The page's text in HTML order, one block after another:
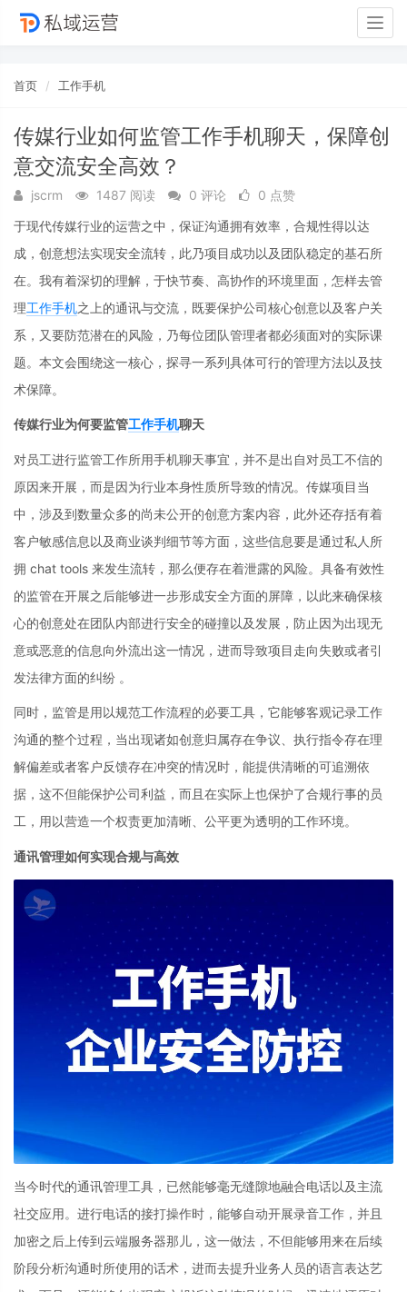
首页 工作手机
传媒行业如何监管工作手机聊天，保障创
意交流安全高效？
jscrm 1487 阅读 0 评论
0 点赞
于现代传媒行业的运营之中，保证沟通拥有效率，合规性得以达
成，创意想法实现安全流转，此乃项目成功以及团队稳定的基石所
在。我有着深切的理解，于快节奏、高协作的环境里面，怎样去管
理工作手机之上的通讯与交流，既要保护公司核心创意以及客户关
系，又要防范潜在的风险，乃每位团队管理者都必须面对的实际课
题。本文会围绕这一核心，探寻一系列具体可行的管理方法以及技
术保障。
传媒行业为何要监管工作手机聊天
对员工进行监管工作所用手机聊天事宜，并不是出自对员工不信的
原因来开展，而是因为行业本身性质所导致的情况。传媒项目当
中，涉及到数量众多的尚未公开的创意方案内容，此外还存括有着
客户敏感信息以及商业谈判细节等方面，这些信息要是通过私人所
拥 chat tools 来发生流转，那么便存在着泄露的风险。具备有效性
的监管在开展之后能够进一步形成安全方面的屏障，以此来确保核
心的创意处在团队内部进行安全的碰撞以及发展，防止因为出现无
意或恶意的信息向外流出这一情况，进而导致项目走向失败或者引
发法律方面的纠纷 。
同时，监管是用以规范工作流程的必要工具，它能够客观记录工作
沟通的整个过程，当出现诸如创意归属存在争议、执行指令存在理
解偏差或者客户反馈存在冲突的情况时，能提供清晰的可追溯依
据，这不但能保护公司利益，而且在实际上也保护了合规行事的员
工，用以营造一个权责更加清晰、公平更为透明的工作环境。
通讯管理如何实现合规与高效
当今时代的通讯管理工具，已然能够毫无缝隙地融合电话以及主流
社交应用。进行电话的接打操作时，能够自动开展录音工作，并且
加密之后上传到云端服务器那儿，这一做法，不但能够用来在后续
阶段分析沟通时所使用的话术，进而去提升业务人员的语言表达艺